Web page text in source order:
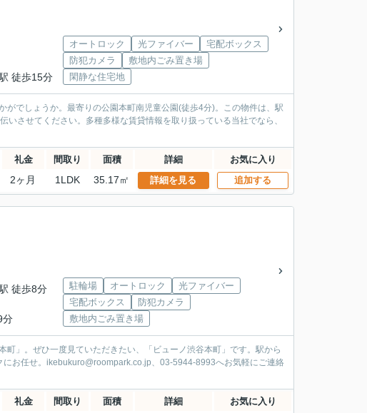
徒歩15分
オートロック 光ファイバー
宅配ボックス
防犯カメラ
敷地内ごみ置き場
閑静な住宅地
でしょうか。最寄りの公園本町南児童公園(徒歩4分)。この物件は、駅
させてください。多種多様な賃貸情報を取り扱っている当社でなら、
礼金 間取り 面積 詳細 お気に入り
2ヶ月 1LDK 35.17㎡ 詳細を見る 追加する
徒歩8分
分
駐輪場 オートロック
光ファイバー
宅配ボックス
防犯カメラ
敷地内ごみ置き場
」。ぜひ一度見ていただきたい、「ビューノ渋谷本町」です。駅から
お任せ。ikebukuro@roompark.co.jp、03-5944-8993へお気軽にご連絡
礼金 間取り 面積 詳細 お気に入り